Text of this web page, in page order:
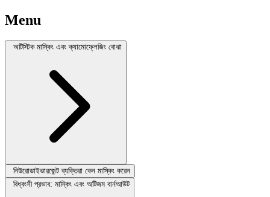
Menu
অটিস্টিক মাস্কিং এবং ক্যামোফ্লেজিং বোঝা
নিউরোডাইভারজেন্ট ব্যক্তিরা কেন মাস্কিং করেন
বিধ্বংসী প্রভাব: মাস্কিং এবং অটিজম বার্নআউট